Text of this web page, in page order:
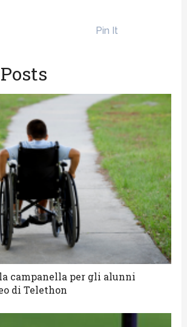
Pin It
la campanella per gli alunni
di Telethon